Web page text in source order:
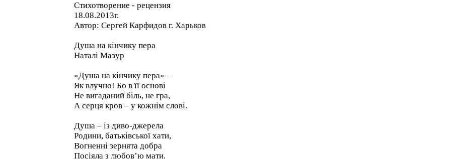
Стихотворение - рецензия
18.08.2013г.
Автор: Сергей Карфидов г. Харьков
Душа на кінчику пера
Наталі Мазур
«Душа на кінчику пера» –
Як влучно! Бо в її основі
Не вигаданий біль, не гра,
А серця кров – у кожнім слові.
Душа – із диво-джерела
Родини, батьківської хати,
Вогненні зернята добра
Посіяла з любов’ю мати.